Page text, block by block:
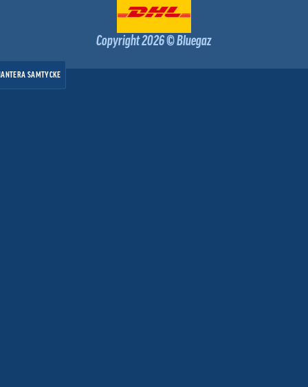
Copyright 2026 © Bluegaz
SAMTYCKE